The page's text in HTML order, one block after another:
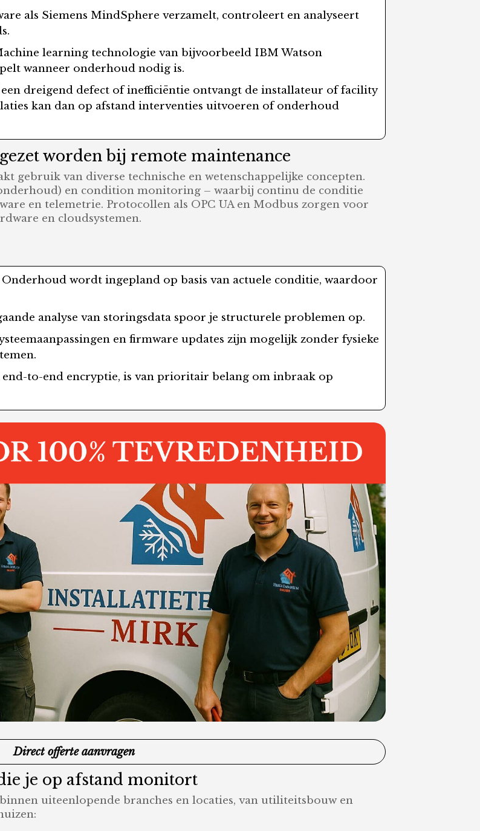
als Siemens MindSphere verzamelt, controleert en analyseert
learning technologie van bijvoorbeeld IBM Watson
wanneer onderhoud nodig is.
een dreigend defect of inefficiëntie ontvangt de installateur of facility
kan dan op afstand interventies uitvoeren of onderhoud
worden bij remote maintenance
gebruik van diverse technische en wetenschappelijke concepten.
en condition monitoring – waarbij continu de conditie
en telemetrie. Protocollen als OPC UA en Modbus zorgen voor
en cloudsystemen.
Onderhoud wordt ingepland op basis van actuele conditie, waardoor
analyse van storingsdata spoor je structurele problemen op.
en firmware updates zijn mogelijk zonder fysieke
end-to-end encryptie, is van prioritair belang om inbraak op
Direct offerte aanvragen
je op afstand monitort
uiteenlopende branches en locaties, van utiliteitsbouw en